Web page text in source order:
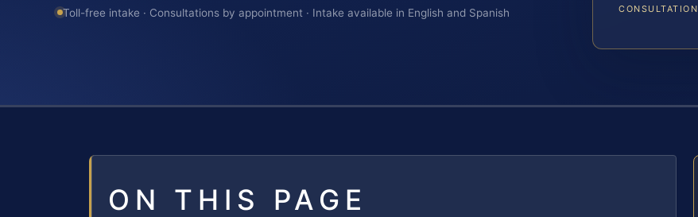
Toll-free intake · Consultations by appointment · Intake available in English and Spanish CONSULTATION
ON THIS PAGE